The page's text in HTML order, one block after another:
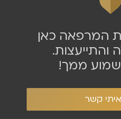
המרפאה כאן
והתייעצות.
ממך!
קשר